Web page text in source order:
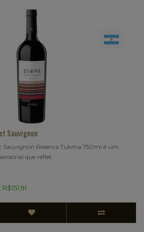
Sauvignon
Sauvignon Reserva Tukma 750ml é um
que reflet..